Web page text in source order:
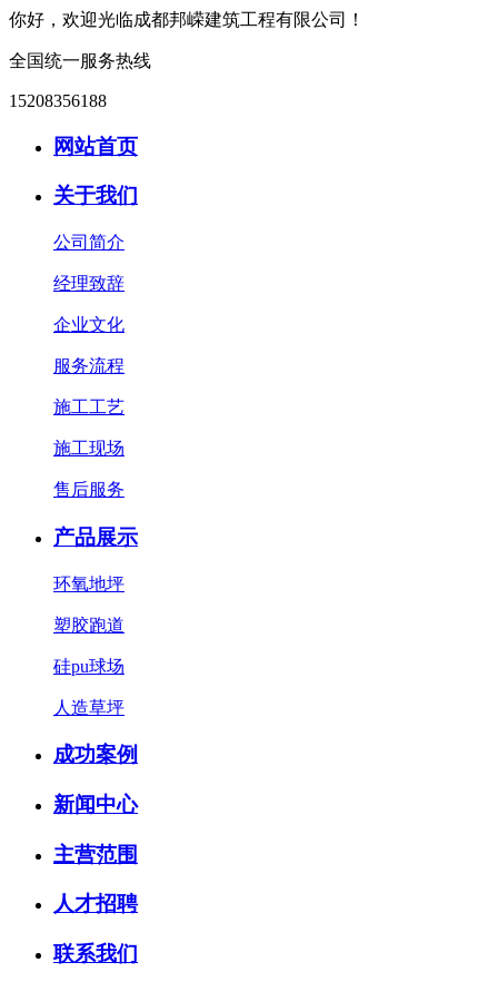
你好，欢迎光临成都邦嵘建筑工程有限公司！
全国统一服务热线
15208356188
网站首页
关于我们
公司简介
经理致辞
企业文化
服务流程
施工工艺
施工现场
售后服务
产品展示
环氧地坪
塑胶跑道
硅pu球场
人造草坪
成功案例
新闻中心
主营范围
人才招聘
联系我们